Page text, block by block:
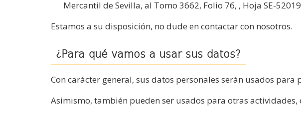
Mercantil de Sevilla, al Tomo 3662, Folio 76, , Hoja SE-52019
Estamos a su disposición, no dude en contactar con nosotros.
¿Para qué vamos a usar sus datos?
Con carácter general, sus datos personales serán usados
Asimismo, también pueden ser usados para otras